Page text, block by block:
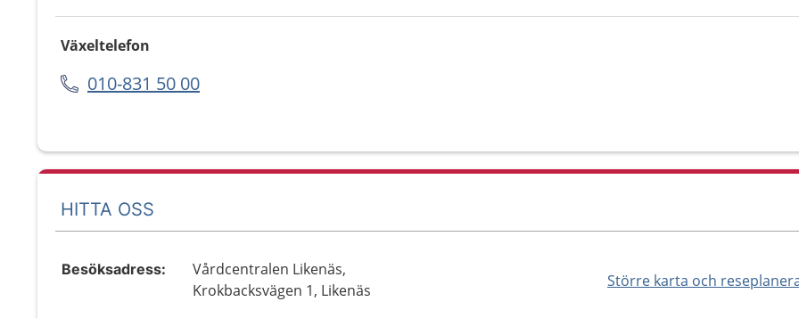
Växeltelefon
010-831 50 00
HITTA OSS
Större karta och
Besöksadress:
Vårdcentralen Likenäs,
Krokbacksvägen 1, Likenäs